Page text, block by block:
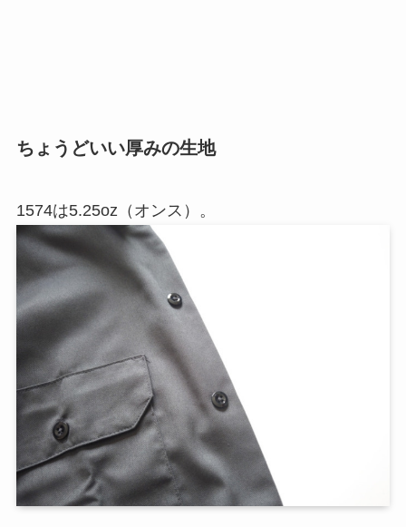
ちょうどいい厚みの生地
1574は5.25oz（オンス）。